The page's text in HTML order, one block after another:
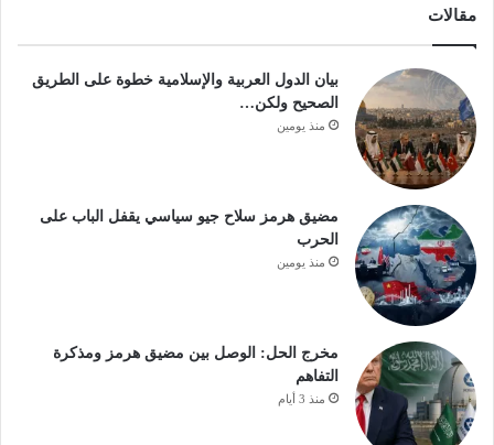
مقالات
بيان الدول العربية والإسلامية خطوة على الطريق
الصحيح ولكن…
منذ يومين
مضيق هرمز سلاح جيو سياسي يقفل الباب على
الحرب
منذ يومين
مخرج الحل: الوصل بين مضيق هرمز ومذكرة
التفاهم
منذ 3 أيام